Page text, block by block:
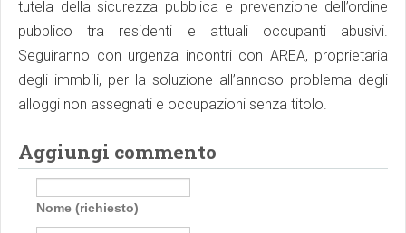
tutela della sicurezza pubblica e prevenzione dell’ordine
pubblico tra residenti e attuali occupanti abusivi.
Seguiranno con urgenza incontri con AREA, proprietaria
degli immbili, per la soluzione all’annoso problema degli
alloggi non assegnati e occupazioni senza titolo.
Aggiungi commento
Nome (richiesto)